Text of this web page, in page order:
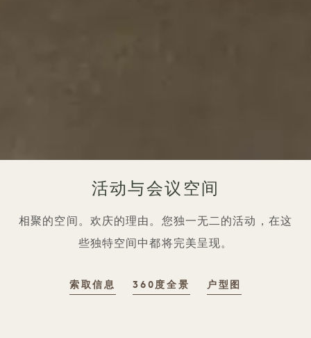
活动与会议空间
相聚的空间。欢庆的理由。您独一无二的活动，在这
些独特空间中都将完美呈现。
索取信息 360度全景 户型图